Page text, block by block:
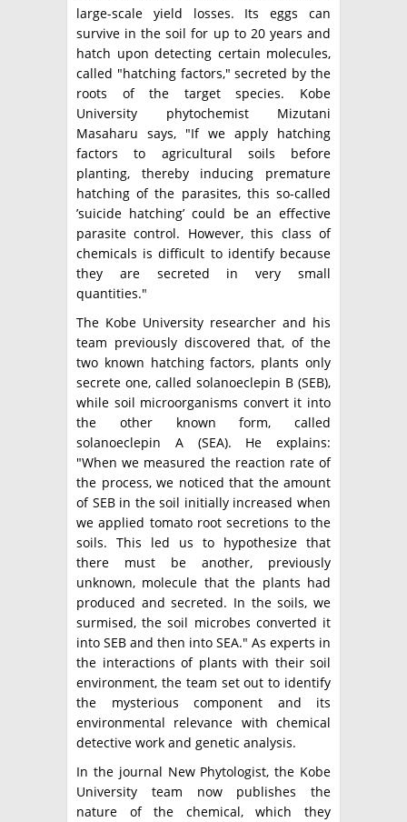
large-scale yield losses. Its eggs can
survive in the soil for up to 20 years and
hatch upon detecting certain molecules,
called "hatching factors," secreted by the
roots of the target species. Kobe
University phytochemist Mizutani
Masaharu says, "If we apply hatching
factors to agricultural soils before
planting, thereby inducing premature
hatching of the parasites, this so-called
’suicide hatching’ could be an effective
parasite control. However, this class of
chemicals is difficult to identify because
they are secreted in very small
quantities."
The Kobe University researcher and his
team previously discovered that, of the
two known hatching factors, plants only
secrete one, called solanoeclepin B (SEB),
while soil microorganisms convert it into
the other known form, called
solanoeclepin A (SEA). He explains:
"When we measured the reaction rate of
the process, we noticed that the amount
of SEB in the soil initially increased when
we applied tomato root secretions to the
soils. This led us to hypothesize that
there must be another, previously
unknown, molecule that the plants had
produced and secreted. In the soils, we
surmised, the soil microbes converted it
into SEB and then into SEA." As experts in
the interactions of plants with their soil
environment, the team set out to identify
the mysterious component and its
environmental relevance with chemical
detective work and genetic analysis.
In the journal New Phytologist, the Kobe
University team now publishes the
nature of the chemical, which they